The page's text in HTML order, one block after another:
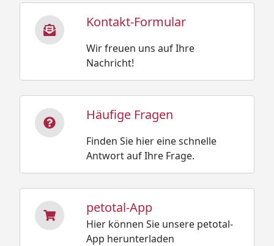
Kontakt-Formular
Wir freuen uns auf Ihre
Nachricht!
Häufige Fragen
Finden Sie hier eine schnelle
Antwort auf Ihre Frage.
petotal-App
Hier können Sie unsere petotal-
App herunterladen